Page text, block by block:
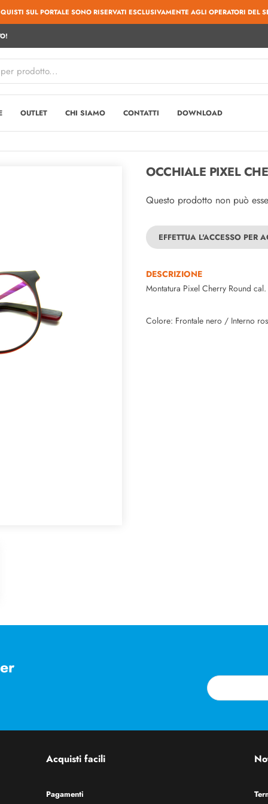
SUL PORTALE SONO RISERVATI ESCLUSIVAMENTE AGLI OPERATORI DEL
OUTLET CHI SIAMO CONTATTI DOWNLOAD
OCCHIALE PIXEL
Questo prodotto non può
EFFETTUA L'ACCESSO PER
DESCRIZIONE
Montatura Pixel Cherry Round
Colore: Frontale nero / Interno
Acquisti facili
Pagamenti